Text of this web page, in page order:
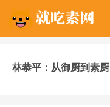
林恭平：从御厨到素厨